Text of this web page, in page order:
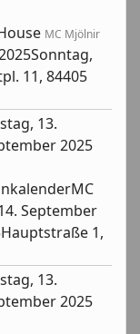
MC Mjölnir
11, 84405
13.
2025
September
1,
13.
2025